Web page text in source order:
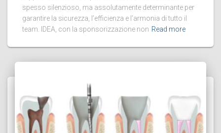
spesso silenzioso, ma assolutamente determinante per
garantire la sicurezza, l’efficienza e l’armonia di tutto il
team. IDEA, con la sponsorizzazione non Read more